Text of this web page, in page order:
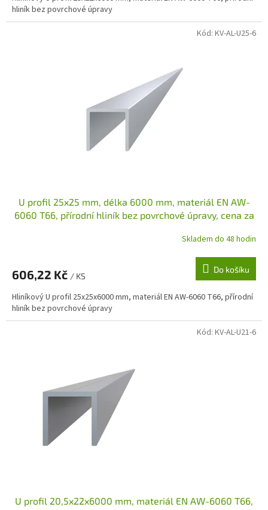
hliník bez povrchové úpravy
U profil 25x25 mm, délka 6000 mm, materiál EN AW-
6060 T66, přírodní hliník bez povrchové úpravy, cena za
Skladem do 48 hodin
606,22 Kč / KS
Do košíku
Hliníkový U profil 25x25x6000 mm, materiál EN AW-6060 T66, přírodní
hliník bez povrchové úpravy
Kód: KV-AL-U25-6
U profil 20,5x22x6000 mm, materiál EN AW-6060 T66,
Kód: KV-AL-U21-6